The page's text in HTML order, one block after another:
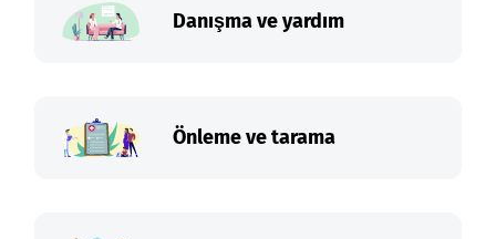
Danışma ve yardım
Önleme ve tarama